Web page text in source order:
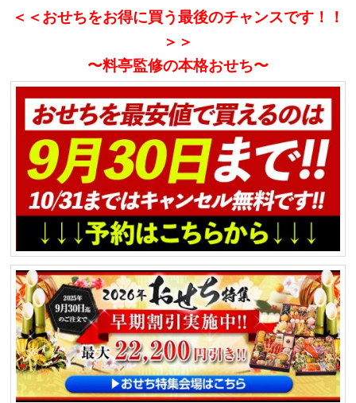
＜＜おせちをお得に買う最後のチャンスです！！
＞＞
〜料亭監修の本格おせち〜